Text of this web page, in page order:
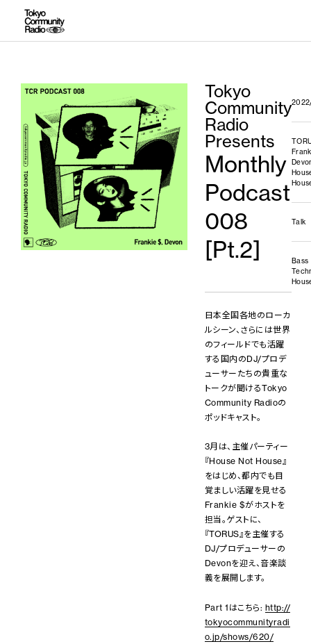
Tokyo
Community
Radio
Presents
Monthly
Podcast
008
[Pt.2]
日本全国各地のローカ
ルシーン、さらには世界
のフィールドでも活躍
する国内のDJ/プロデ
ューサーたちの貴重な
トークが聞けるTokyo
Community Radioの
ポッドキャスト。
3月は、主催パーティー
『House Not House』
をはじめ、都内でも目
覚ましい活躍を見せる
Frankie $がホストを
担当。ゲストに、
『TORUS』を主催する
DJ/プロデューサーの
Devonを迎え、音楽談
義を展開します。
Part 1はこちら: http://
tokyocommunityradi
o.jp/shows/620/
Talk
Bass